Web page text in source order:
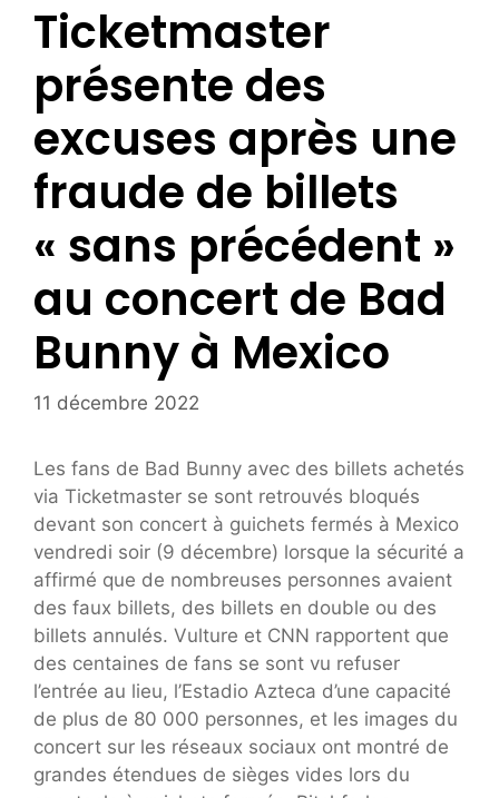
Ticketmaster
présente des
excuses après une
fraude de billets
« sans précédent »
au concert de Bad
Bunny à Mexico
11 décembre 2022
Les fans de Bad Bunny avec des billets achetés
via Ticketmaster se sont retrouvés bloqués
devant son concert à guichets fermés à Mexico
vendredi soir (9 décembre) lorsque la sécurité a
affirmé que de nombreuses personnes avaient
des faux billets, des billets en double ou des
billets annulés. Vulture et CNN rapportent que
des centaines de fans se sont vu refuser
l’entrée au lieu, l’Estadio Azteca d’une capacité
de plus de 80 000 personnes, et les images du
concert sur les réseaux sociaux ont montré de
grandes étendues de sièges vides lors du